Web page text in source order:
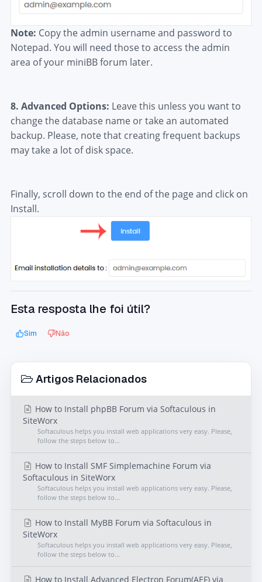
Note: Copy the admin username and password to
Notepad. You will need those to access the admin
area of your miniBB forum later.
8. Advanced Options: Leave this unless you want to
change the database name or take an automated
backup. Please, note that creating frequent backups
may take a lot of disk space.
Finally, scroll down to the end of the page and click on
Install.
Esta resposta lhe foi útil?
Sim Não
Artigos Relacionados
How to Install phpBB Forum via Softaculous in
SiteWorx
Softaculous helps you install web applications very easy. Please,
follow the steps below to...
How to Install SMF Simplemachine Forum via
Softaculous in SiteWorx
Softaculous helps you install web applications very easy. Please,
follow the steps below to...
How to Install MyBB Forum via Softaculous in
SiteWorx
Softaculous helps you install web applications very easy. Please,
follow the steps below to...
How to Install Advanced Electron Forum(AEF) via